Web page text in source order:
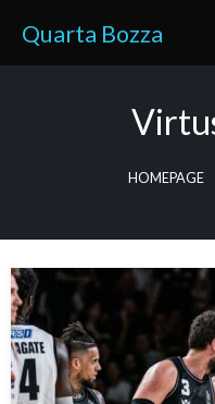
content
Quarta Bozza
HOMEPAGE